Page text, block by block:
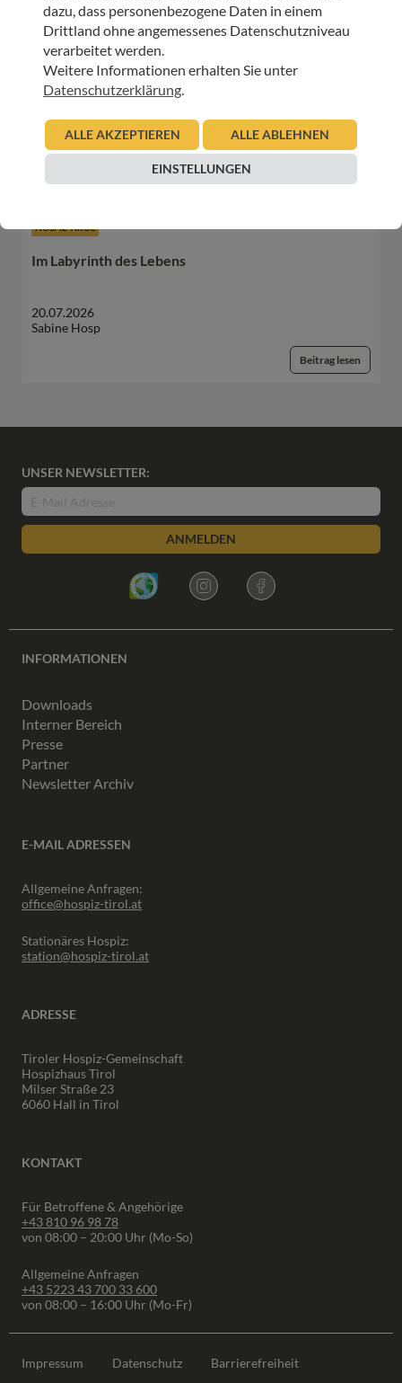
HOSPIZ TIROL
Verabschiedungsritual Kinder-Hospizteam –
Geschichten, die das Leben schreibt
Sabine Hosp
HOSPIZ TIROL
Im Labyrinth des Lebens
20.07.2026
Sabine Hosp
Beitrag lesen
UNSER NEWSLETTER:
ANMELDEN
INFORMATIONEN
Downloads
Interner Bereich
Presse
Partner
Newsletter Archiv
E-MAIL ADRESSEN
Allgemeine Anfragen:
office@hospiz-tirol.at
Stationäres Hospiz:
station@hospiz-tirol.at
ADRESSE
Tiroler Hospiz-Gemeinschaft
Hospizhaus Tirol
Milser Straße 23
6060 Hall in Tirol
KONTAKT
Für Betroffene & Angehörige
+43 810 96 98 78
von 08:00 – 20:00 Uhr (Mo-So)
Allgemeine Anfragen
+43 5223 43 700 33 600
von 08:00 – 16:00 Uhr (Mo-Fr)
Impressum Datenschutz Barrierefreiheit
dazu, dass personenbezogene Daten in einem
Drittland ohne angemessenes Datenschutzniveau
verarbeitet werden.
Weitere Informationen erhalten Sie unter
Datenschutzerklärung
ALLE AKZEPTIEREN ALLE ABLEHNEN
EINSTELLUNGEN